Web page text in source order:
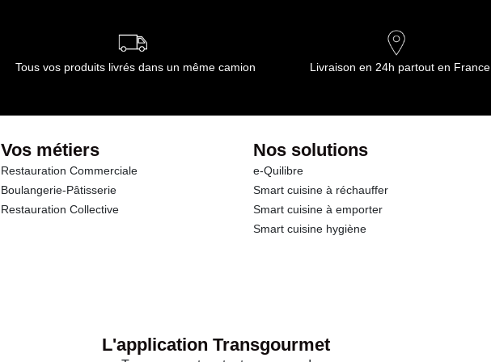
Tous vos produits livrés dans un même camion Livraison en 24h partout en France
Vos métiers
Restauration Commerciale
Boulangerie-Pâtisserie
Restauration Collective
Nos solutions
e-Quilibre
Smart cuisine à réchauffer
Smart cuisine à emporter
Smart cuisine hygiène
L'application Transgourmet